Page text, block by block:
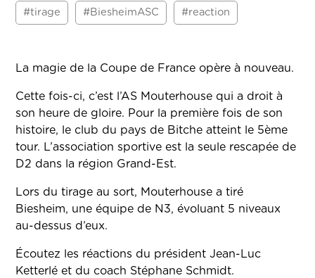
#tirage #BiesheimASC #reaction
La magie de la Coupe de France opère à nouveau.
Cette fois-ci, c’est l’AS Mouterhouse qui a droit à
son heure de gloire. Pour la première fois de son
histoire, le club du pays de Bitche atteint le 5ème
tour. L’association sportive est la seule rescapée de
D2 dans la région Grand-Est.
Lors du tirage au sort, Mouterhouse a tiré
Biesheim, une équipe de N3, évoluant 5 niveaux
au-dessus d’eux.
Écoutez les réactions du président Jean-Luc
Ketterlé et du coach Stéphane Schmidt.